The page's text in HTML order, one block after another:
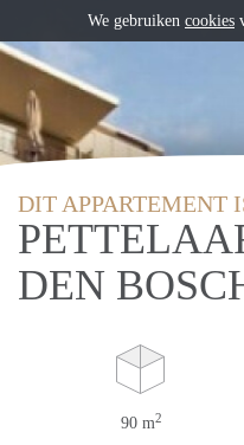
DIT APPARTEMENT
DEN
90 m2
We gebruiken cookies